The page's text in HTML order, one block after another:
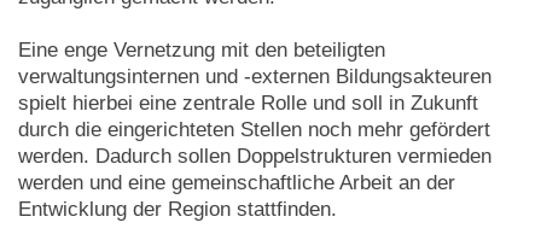
Eine enge Vernetzung mit den beteiligten
verwaltungsinternen und -externen Bildungsakteuren
spielt hierbei eine zentrale Rolle und soll in Zukunft
durch die eingerichteten Stellen noch mehr gefördert
werden. Dadurch sollen Doppelstrukturen vermieden
werden und eine gemeinschaftliche Arbeit an der
Entwicklung der Region stattfinden.